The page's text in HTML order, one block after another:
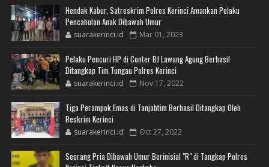
Hendak Kabur, Satreskrim Polres Kerinci Amankan Pelaku
Pencabulan Anak Dibawah Umur
suarakerinci.id Mar 01, 2023
Pelaku Pencuri HP di Conter BJ Lawang Agung Berhasil
Ditangkap Tim Tungau Polres Kerinci
suarakerinci.id Nov 17, 2022
Tiga Perampok Emas di Tanjabtim Berhasil Ditangkap Oleh
Reskrim Kerinci
suarakerinci.id Oct 27, 2022
Seorang Pria Dibawah Umur Berinisial "R" di Tangkap Polres